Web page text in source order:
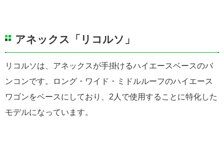
アネックス「リコルソ」
リコルソは、アネックスが手掛けるハイエースベースのバ
ンコンです。ロング・ワイド・ミドルルーフのハイエース
ワゴンをベースにしており、2人で使用することに特化した
モデルになっています。